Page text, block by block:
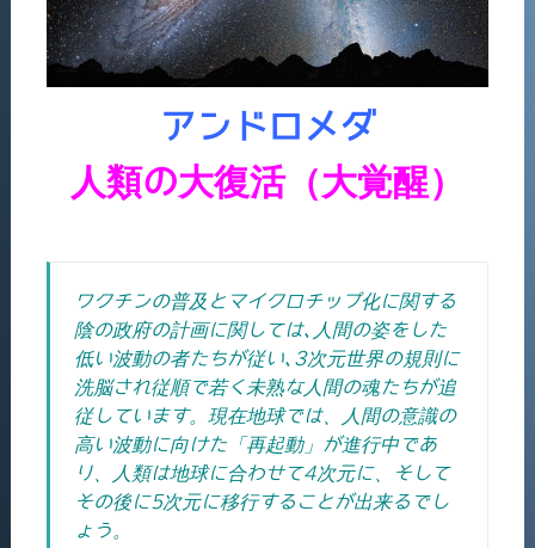
アンドロメダ
人類の大復活（大覚醒）
ワクチンの普及とマイクロチップ化に関する
陰の政府の計画に関しては､人間の姿をした
低い波動の者たちが従い､3次元世界の規則に
洗脳され従順で若く未熟な人間の魂たちが追
従しています。現在地球では、人間の意識の
高い波動に向けた「再起動」が進行中であ
り、人類は地球に合わせて4次元に、そして
その後に5次元に移行することが出来るでし
ょう。